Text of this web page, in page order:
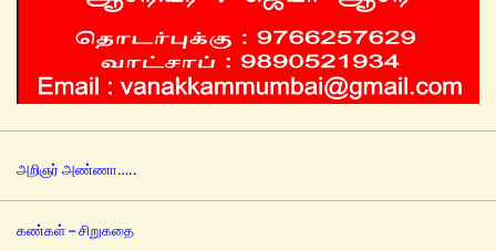
அறிஞர் அண்ணா…..
கண்கள் – சிறுகதை